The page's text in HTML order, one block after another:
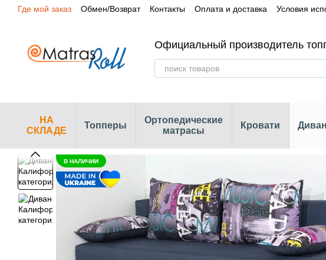
Перейти к основному контенту
Где мой заказ Обмен/Возврат Контакты Оплата и доставка Условия
Официальный производитель
НА
СКЛАДЕ
Топперы
Ортопедические
матрасы
Кровати
В НАЛИЧИИ